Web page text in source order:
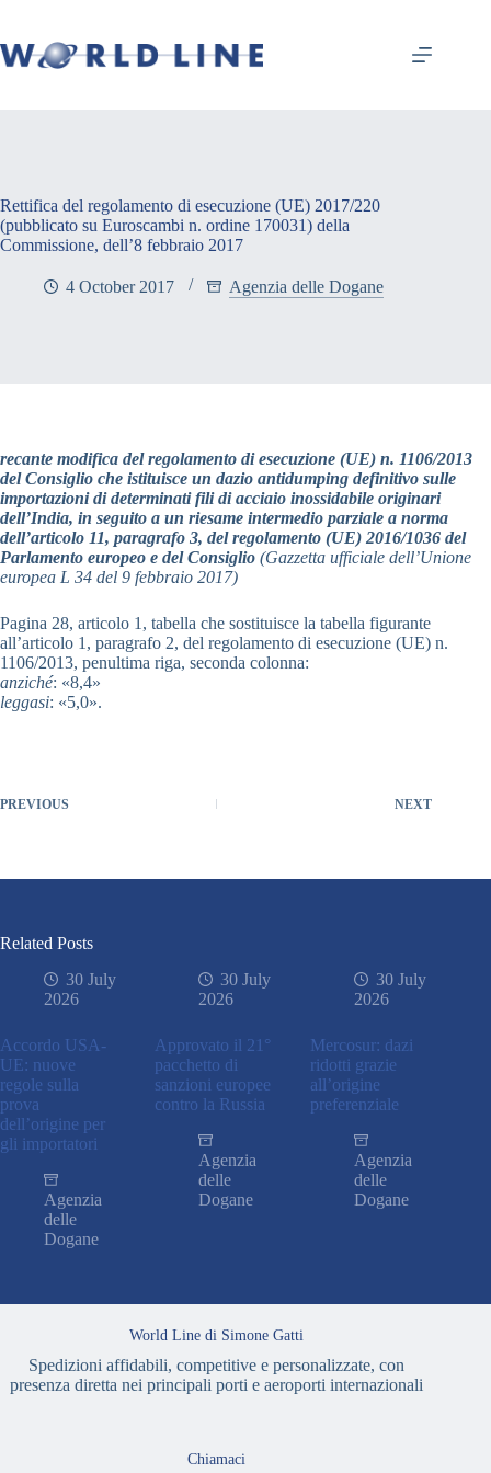
Rettifica del regolamento di esecuzione (UE) 2017/220
(pubblicato su Euroscambi n. ordine 170031) della
Commissione, dell’8 febbraio 2017
4 October 2017 Agenzia delle Dogane
recante modifica del regolamento di esecuzione (UE) n. 1106/2013
del Consiglio che istituisce un dazio antidumping definitivo sulle
importazioni di determinati fili di acciaio inossidabile originari
dell’India, in seguito a un riesame intermedio parziale a norma
dell’articolo 11, paragrafo 3, del regolamento (UE) 2016/1036 del
Parlamento europeo e del Consiglio (Gazzetta ufficiale dell’Unione
europea L 34 del 9 febbraio 2017)
Pagina 28, articolo 1, tabella che sostituisce la tabella figurante
all’articolo 1, paragrafo 2, del regolamento di esecuzione (UE) n.
1106/2013, penultima riga, seconda colonna:
anziché: «8,4»
leggasi: «5,0».
PREVIOUS NEXT
Related Posts
30 July
2026
Accordo USA-
UE: nuove
regole sulla
prova
dell’origine per
gli importatori
Agenzia
delle
Dogane
30 July
2026
Approvato il 21°
pacchetto di
sanzioni europee
contro la Russia
Agenzia
delle
Dogane
30 July
2026
Mercosur: dazi
ridotti grazie
all’origine
preferenziale
Agenzia
delle
Dogane
World Line di Simone Gatti
Spedizioni affidabili, competitive e personalizzate, con
presenza diretta nei principali porti e aeroporti internazionali
Chiamaci